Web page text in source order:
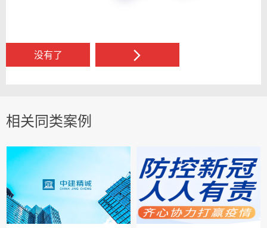
没有了
相关同类案例